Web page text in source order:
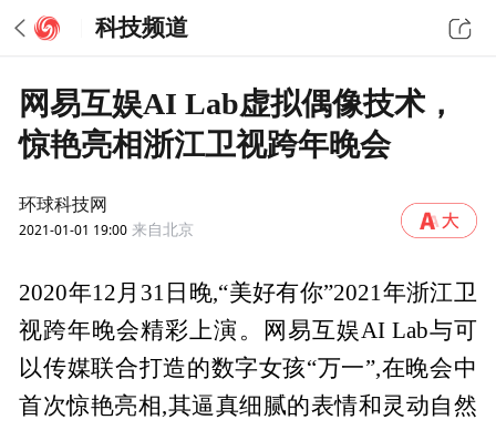
科技频道
网易互娱AI Lab虚拟偶像技术，
惊艳亮相浙江卫视跨年晚会
环球科技网
2021-01-01 19:00 来自北京
2020年12月31日晚,“美好有你”2021年浙江卫
视跨年晚会精彩上演。网易互娱AI Lab与可
以传媒联合打造的数字女孩“万一”,在晚会中
首次惊艳亮相,其逼真细腻的表情和灵动自然